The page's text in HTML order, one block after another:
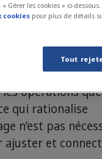
ayez besoin de
Milling offrent un
de forme libre
opérations
qui rationalise
n’est pas
et
Gérer les cookies » ci-
pour plus de détails
Tout